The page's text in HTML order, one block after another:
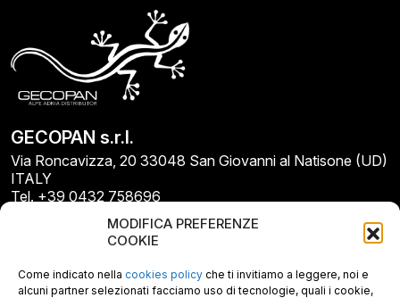
MODIFICA PREFERENZE
COOKIE
Come indicato nella cookies policy che ti invitiamo a leggere, noi e
alcuni partner selezionati facciamo uso di tecnologie, quali i cookie,
GECOPAN s.r.l.
Via Roncavizza, 20 33048 San Giovanni al Natisone (UD)
ITALY
Tel. +39 0432 758696
E-mail: info@gecopan.it
E-mail PEC: gecopan@pec.it
P.I. E C.F. 02487660306
N. REA UD 264834
Capitale sociale € 30.000